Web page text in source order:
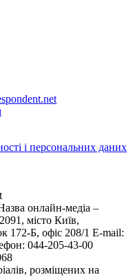
і персональних даних
онлайн-медіа –
місто Київ,
Б, офіс 208/1 E-mail:
044-205-43-00
розміщених на